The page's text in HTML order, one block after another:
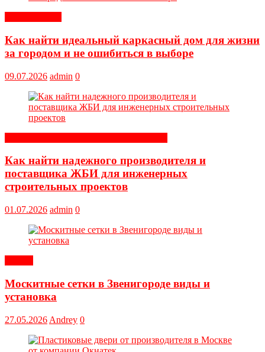
Как найти идеальный каркасный дом для жизни
за городом и не ошибиться в выборе
09.07.2026 admin 0
Как найти надежного производителя и
поставщика ЖБИ для инженерных
строительных проектов
01.07.2026 admin 0
Москитные сетки в Звенигороде виды и
установка
27.05.2026 Andrey 0